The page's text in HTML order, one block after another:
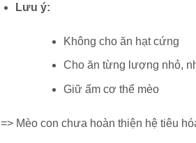
Lưu ý:
Không cho ăn hạt cứng
Cho ăn từng lượng nhỏ,
Giữ ấm cơ thể mèo
=> Mèo con chưa hoàn thiện hệ tiêu